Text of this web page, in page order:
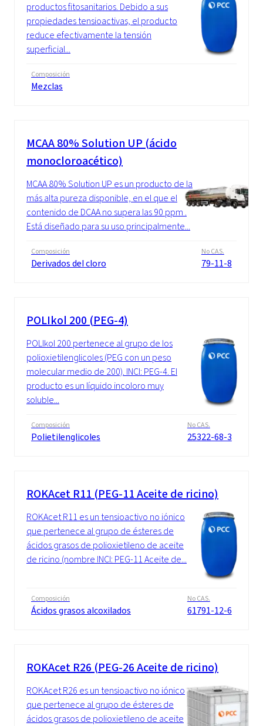
productos fitosanitarios. Debido a sus
propiedades tensioactivas, el producto
reduce efectivamente la tensión
superficial...
Composición
Mezclas
MCAA 80% Solution UP (ácido
monocloroacético)
MCAA 80% Solution UP es un producto de la
más alta pureza disponible, en el que el
contenido de DCAA no supera las 90 ppm .
Está diseñado para su uso principalmente...
Composición
Derivados del cloro
No CAS.
79-11-8
POLIkol 200 (PEG-4)
POLIkol 200 pertenece al grupo de los
polioxietilenglicoles (PEG con un peso
molecular medio de 200). INCI: PEG-4. El
producto es un líquido incoloro muy
soluble...
Composición
Polietilenglicoles
No CAS.
25322-68-3
ROKAcet R11 (PEG-11 Aceite de ricino)
ROKAcet R11 es un tensioactivo no iónico
que pertenece al grupo de ésteres de
ácidos grasos de polioxietileno de aceite
de ricino (nombre INCI: PEG-11 Aceite de...
Composición
Ácidos grasos alcoxilados
No CAS.
61791-12-6
ROKAcet R26 (PEG-26 Aceite de ricino)
ROKAcet R26 es un tensioactivo no iónico
que pertenece al grupo de ésteres de
ácidos grasos de polioxietileno de aceite